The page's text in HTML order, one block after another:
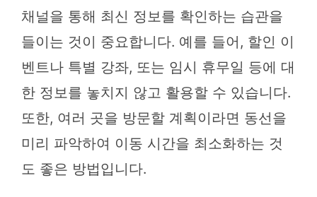
채널을 통해 최신 정보를 확인하는 습관을
들이는 것이 중요합니다. 예를 들어, 할인 이
벤트나 특별 강좌, 또는 임시 휴무일 등에 대
한 정보를 놓치지 않고 활용할 수 있습니다.
또한, 여러 곳을 방문할 계획이라면 동선을
미리 파악하여 이동 시간을 최소화하는 것
도 좋은 방법입니다.